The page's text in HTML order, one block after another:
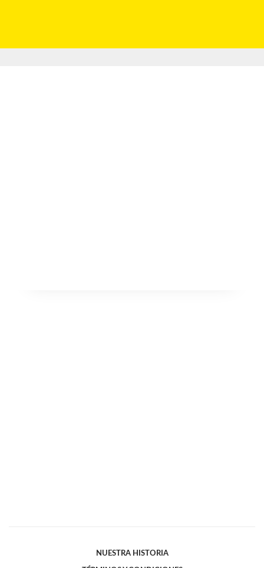
NUESTRA HISTORIA